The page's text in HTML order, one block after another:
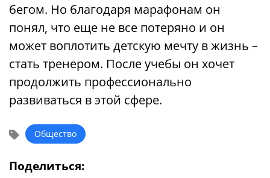
бегом. Но благодаря марафонам он
понял, что еще не все потеряно и он
может воплотить детскую мечту в жизнь –
стать тренером. После учебы он хочет
продолжить профессионально
развиваться в этой сфере.
Общество
Поделиться: